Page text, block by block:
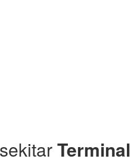
Terminal